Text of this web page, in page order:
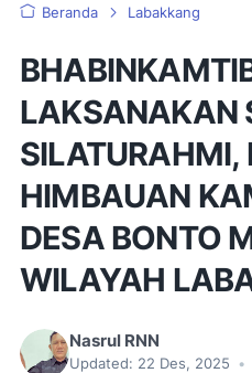
Beranda Labakkang
LAKSANAKAN
SILATURAHMI,
HIMBAUAN
DESA BONTO
WILAYAH
Nasrul RNN
Updated: 22 Des, 2025
•